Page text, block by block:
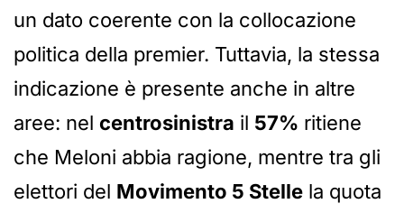
un dato coerente con la collocazione
politica della premier. Tuttavia, la stessa
indicazione è presente anche in altre
aree: nel centrosinistra il 57% ritiene
che Meloni abbia ragione, mentre tra gli
elettori del Movimento 5 Stelle la quota